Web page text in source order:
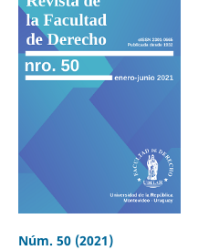
Núm. 50 (2021)